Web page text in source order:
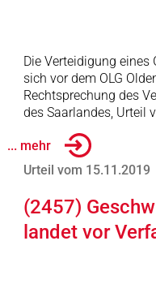
Die Verteidigung
sich vor dem OLG
Rechtsprechung des
des Saarlandes, Urteil
... mehr
Urteil vom 15.11.2019
(2457)
landet vor